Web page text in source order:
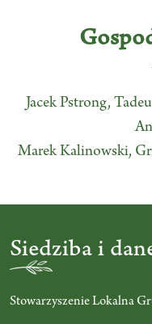
Jacek Pstrong,
Marek Kalinowski,
Siedziba i
Stowarzyszenie Lokalna